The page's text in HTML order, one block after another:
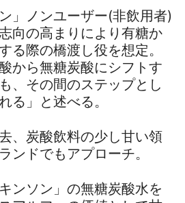
」ノンユーザー(非飲用者)
向の高まりにより有糖か
る際の橋渡し役を想定。
から無糖炭酸にシフトす
、その間のステップとし
る」と述べる。
、炭酸飲料の少し甘い領
ンドでもアプローチ。
ンソン」の無糖炭酸水を